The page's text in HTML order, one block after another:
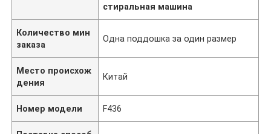
стиральная машина
Количество мин
заказа
Одна поддошка за один размер
Место происхож
дения
Китай
Номер модели F436